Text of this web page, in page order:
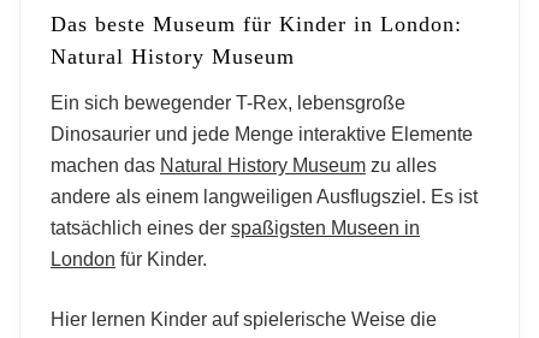
Das beste Museum für Kinder in London:
Natural History Museum
Ein sich bewegender T-Rex, lebensgroße
Dinosaurier und jede Menge interaktive Elemente
machen das Natural History Museum zu alles
andere als einem langweiligen Ausflugsziel. Es ist
tatsächlich eines der spaßigsten Museen in
London für Kinder.
Hier lernen Kinder auf spielerische Weise die